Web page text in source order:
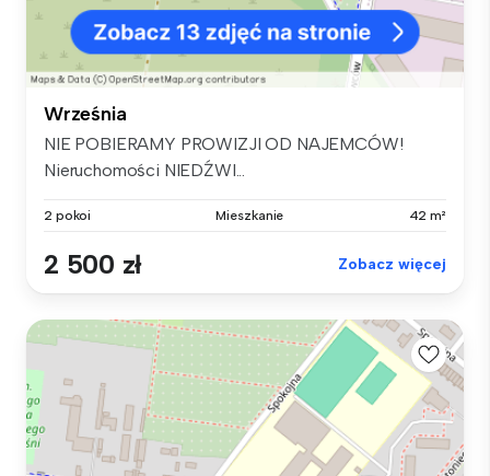
Września
NIE POBIERAMY PROWIZJI OD NAJEMCÓW!
Nieruchomości NIEDŹWI...
2 pokoi Mieszkanie 42 m²
2 500 zł Zobacz więcej